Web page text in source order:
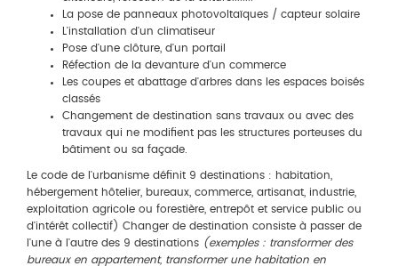
La pose de panneaux photovoltaïques / capteur solaire
L'installation d'un climatiseur
Pose d'une clôture, d'un portail
Réfection de la devanture d'un commerce
Les coupes et abattage d'arbres dans les espaces boisés
classés
Changement de destination sans travaux ou avec des
travaux qui ne modifient pas les structures porteuses du
bâtiment ou sa façade.
Le code de l'urbanisme définit 9 destinations : habitation,
hébergement hôtelier, bureaux, commerce, artisanat, industrie,
exploitation agricole ou forestière, entrepôt et service public ou
d'intérêt collectif) Changer de destination consiste à passer de
l'une à l'autre des 9 destinations (exemples : transformer des
bureaux en appartement, transformer une habitation en